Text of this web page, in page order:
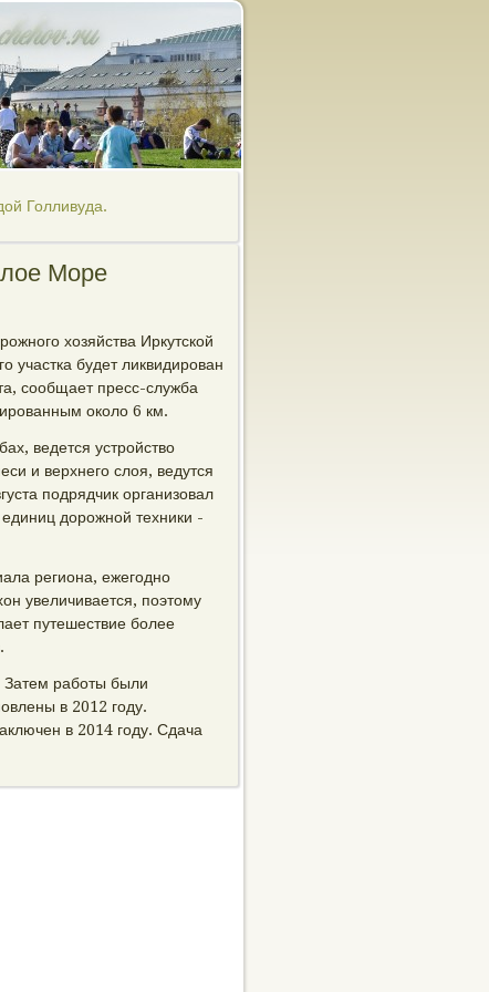
Голливуда.
Море
хозяйства Иркутской
участка будет ликвидирован
сообщает пресс-служба
около 6 км.
ведется устройство
и верхнего слоя, ведутся
подрядчик организовал
дорожной техники -
региона, ежегодно
увеличивается, поэтому
путешествие более
Затем работы были
в 2012 году.
в 2014 году. Сдача